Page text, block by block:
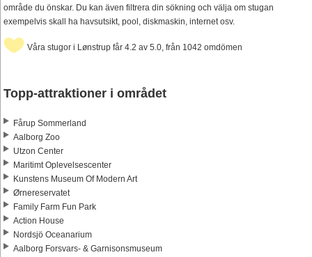
område du önskar. Du kan även filtrera din sökning och välja om stugan
exempelvis skall ha havsutsikt, pool, diskmaskin, internet osv.
Våra stugor i Lønstrup får 4.2 av 5.0, från 1042 omdömen
Topp-attraktioner i området
Fårup Sommerland
Aalborg Zoo
Utzon Center
Maritimt Oplevelsescenter
Kunstens Museum Of Modern Art
Ørnereservatet
Family Farm Fun Park
Action House
Nordsjö Oceanarium
Aalborg Forsvars- & Garnisonsmuseum